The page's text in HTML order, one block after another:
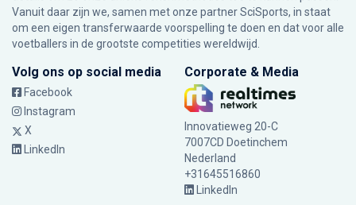
Vanuit daar zijn we, samen met onze partner SciSports, in staat
om een eigen transferwaarde voorspelling te doen en dat voor alle
voetballers in de grootste competities wereldwijd.
Volg ons op social media
Facebook
Instagram
X
LinkedIn
Corporate & Media
Innovatieweg 20-C
7007CD Doetinchem
Nederland
+31645516860
LinkedIn